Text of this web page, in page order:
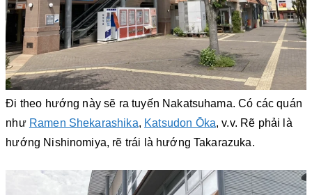
Đi theo hướng này sẽ ra tuyến Nakatsuhama. Có các quán
như Ramen Shekarashika, Katsudon Ōka, v.v. Rẽ phải là
hướng Nishinomiya, rẽ trái là hướng Takarazuka.